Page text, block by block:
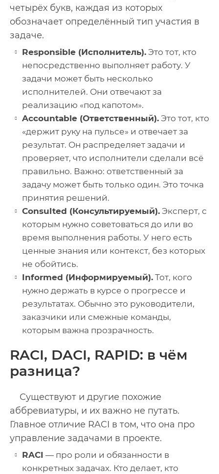
четырёх букв, каждая из которых
обозначает определённый тип участия в
задаче.
Responsible (Исполнитель). Это тот, кто
непосредственно выполняет работу. У
задачи может быть несколько
исполнителей. Они отвечают за
реализацию «под капотом».
Accountable (Ответственный). Это тот, кто
«держит руку на пульсе» и отвечает за
результат. Он распределяет задачи и
проверяет, что исполнители сделали всё
правильно. Важно: ответственный за
задачу может быть только один. Это точка
принятия решений.
Consulted (Консультируемый). Эксперт, с
которым нужно советоваться до или во
время выполнения работы. У него есть
ценные знания или контекст, без которых
не обойтись.
Informed (Информируемый). Тот, кого
нужно держать в курсе о прогрессе и
результатах. Обычно это руководители,
заказчики или смежные команды,
которым важна прозрачность.
RACI, DACI, RAPID: в чём
разница?
Существуют и другие похожие
аббревиатуры, и их важно не путать.
Главное отличие RACI в том, что она про
управление задачами в проекте.
RACI — про роли и обязанности в
конкретных задачах. Кто делает, кто